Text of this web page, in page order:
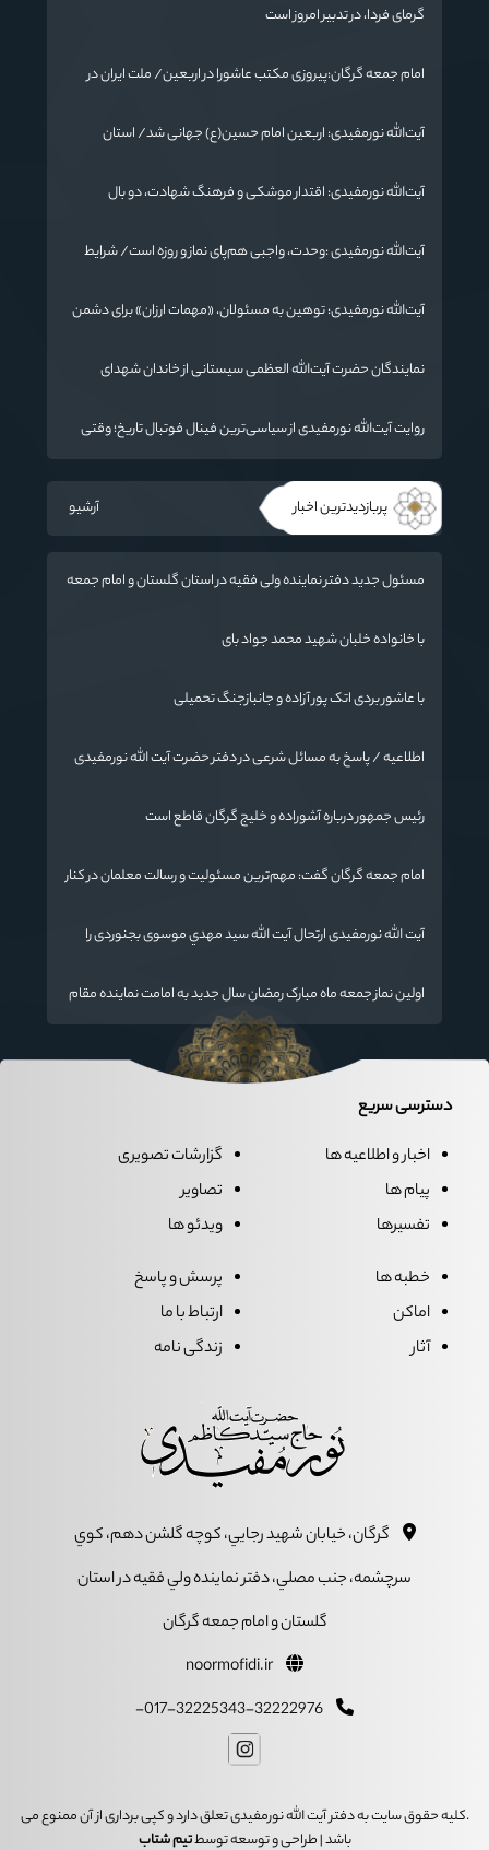
گرمای فردا، در تدبیر امروز است
امام جمعه گرگان:پیروزی مکتب عاشورا در اربعین/ ملت ایران در
آیت‌الله نورمفیدی: اربعین امام حسین(ع) جهانی شد/ استان
دارد
آیت‌الله نورمفیدی: اقتدار موشکی و فرهنگ شهادت، دو بال
آیت‌الله نورمفیدی :وحدت، واجبی هم‌پای نماز و روزه است/ شرایط
آیت‌الله نورمفیدی: توهین به مسئولان، «مهمات ارزان» برای دشمن
نمایندگان حضرت آیت‌الله العظمی سیستانی از خاندان شهدای
روایت آیت‌الله نورمفیدی از سیاسی‌ترین فینال فوتبال تاریخ؛ وقتی
پربازدیدترین اخبار آرشیو
مسئول جدید دفتر نماینده ولی فقیه در استان گلستان و امام جمعه
با خانواده خلبان شهید محمد جواد بای
با عاشور بردی اتک پور آزاده و جانبازجنگ تحمیلی
اطلاعیه / پاسخ به مسائل شرعی در دفتر حضرت آیت الله نورمفیدی
رئیس جمهور درباره آشوراده و خلیج گرگان قاطع است
امام جمعه گرگان گفت: مهم‌ترین مسئولیت و رسالت معلمان در کنار
مفید برای آینده ایران اسلامی است.
آیت الله نورمفیدی ارتحال آیت الله سيد مهدي موسوی بجنوردی را
اولین نماز جمعه ماه مبارک رمضان سال جدید به امامت نماینده مقام
معظم رهبری دراستان گلستان اقامه می گردد.
دسترسی سریع
اخبار و اطلاعیه ها
پیام ها
تفسیرها
گزارشات تصویری
تصاویر
ویدئو ها
خطبه ها
اماکن
آثار
پرسش و پاسخ
ارتباط با ما
زندگی نامه
گرگان، خيابان شهيد رجايي، کوچه گلشن دهم، کوي
سرچشمه، جنب مصلي، دفتر نماينده ولي فقيه در استان
گلستان و امام جمعه گرگان
.کلیه حقوق سایت به دفتر آیت الله نورمفیدی تعلق دارد و کپی برداری از آن ممنوع می
باشد | طراحی و توسعه توسطتیم شتاب